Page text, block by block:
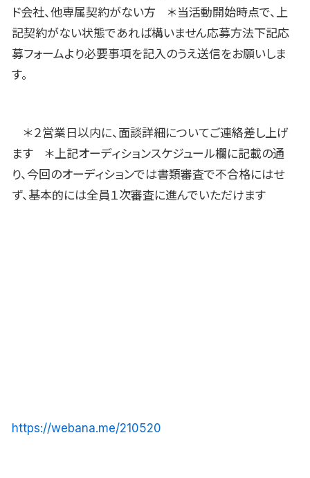
ド会社、他専属契約がない方 ＊当活動開始時点で、上
記契約がない状態であれば構いません応募方法下記応
募フォームより必要事項を記入のうえ送信をお願いしま
す。
＊２営業日以内に、面談詳細についてご連絡差し上げ
ます ＊上記オーディションスケジュール欄に記載の通
り、今回のオーディションでは書類審査で不合格にはせ
ず、基本的には全員１次審査に進んでいただけます
https://webana.me/210520